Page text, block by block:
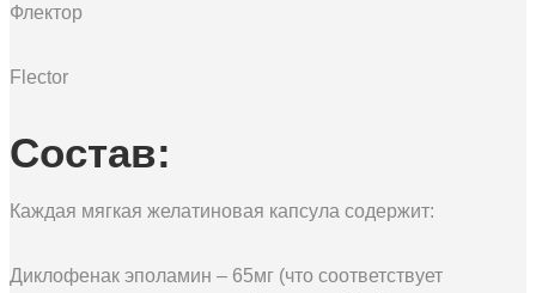
Флектор
Flector
Состав:
Каждая мягкая желатиновая капсула содержит:
Диклофенак эполамин – 65мг (что соответствует